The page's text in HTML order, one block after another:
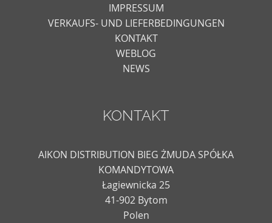
IMPRESSUM
VERKAUFS- UND LIEFERBEDINGUNGEN
KONTAKT
WEBLOG
NEWS
KONTAKT
AIKON DISTRIBUTION BIEG ŻMUDA SPÓŁKA
KOMANDYTOWA
Łagiewnicka 25
41-902 Bytom
Polen